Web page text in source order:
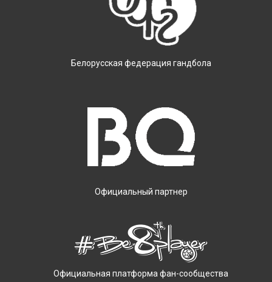
Белорусская федерация гандбола
Официальный партнер
Официальная платформа фан-сообщества